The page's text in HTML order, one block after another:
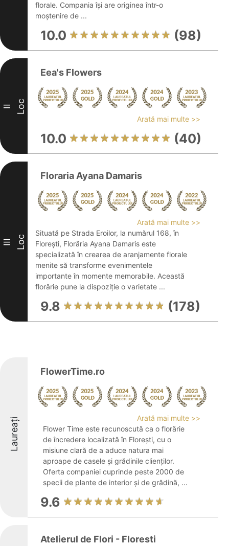
florale. Compania își are originea într-o
moștenire de ...
10.0 (98)
II Loc
Eea's Flowers
Arată mai multe >>
10.0 (40)
III Loc
Floraria Ayana Damaris
Arată mai multe >>
Situată pe Strada Eroilor, la numărul 168, în
Florești, Florăria Ayana Damaris este
specializată în crearea de aranjamente florale
menite să transforme evenimentele
importante în momente memorabile. Această
florărie pune la dispoziție o varietate ...
9.8 (178)
Laureați
FlowerTime.ro
Arată mai multe >>
Flower Time este recunoscută ca o florărie
de încredere localizată în Florești, cu o
misiune clară de a aduce natura mai
aproape de casele și grădinile clienților.
Oferta companiei cuprinde peste 2000 de
specii de plante de interior și de grădină, ...
9.6
Atelierul de Flori - Floresti